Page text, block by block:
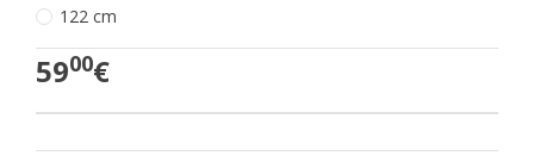
122 cm
5900€